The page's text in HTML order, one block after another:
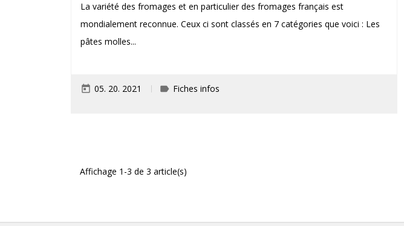
La variété des fromages et en particulier des fromages français est
mondialement reconnue. Ceux ci sont classés en 7 catégories que voici : Les
pâtes molles...
today 05. 20. 2021 label Fiches infos
Affichage 1-3 de 3 article(s)